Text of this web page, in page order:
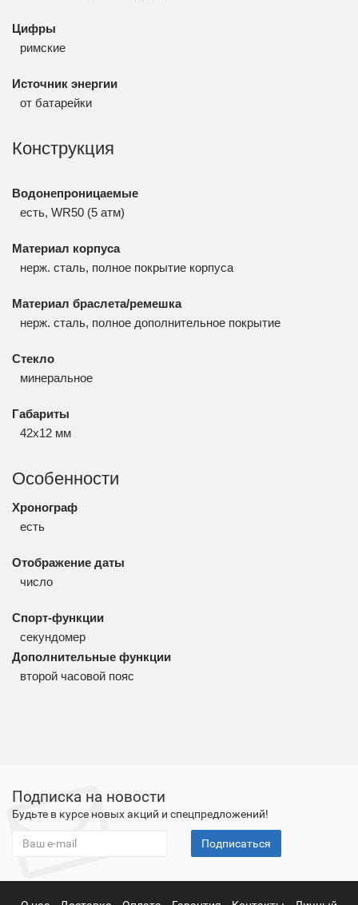
Цифры
римские
Источник энергии
от батарейки
Конструкция
Водонепроницаемые
есть, WR50 (5 атм)
Материал корпуса
нерж. сталь, полное покрытие корпуса
Материал браслета/ремешка
нерж. сталь, полное дополнительное покрытие
Стекло
минеральное
Габариты
42x12 мм
Особенности
Хронограф
есть
Отображение даты
число
Спорт-функции
секундомер
Дополнительные функции
второй часовой пояс
Подписка на новости
Будьте в курсе новых акций и спецпредложений!
Подписаться